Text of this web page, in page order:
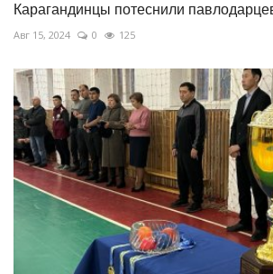
Карагандинцы потеснили
Авг 15, 2024 0 125